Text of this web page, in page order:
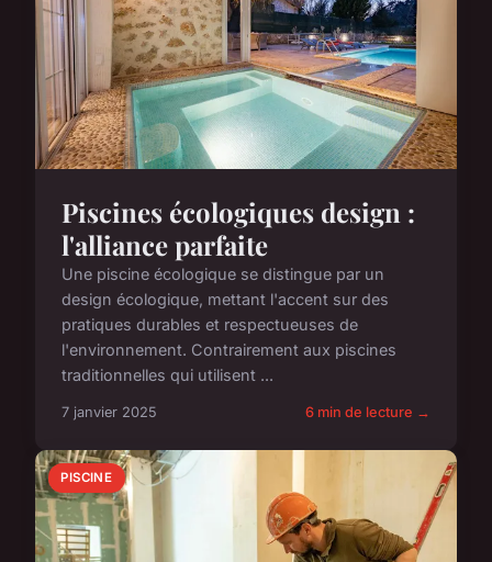
Piscines écologiques design :
l'alliance parfaite
Une piscine écologique se distingue par un
design écologique, mettant l'accent sur des
pratiques durables et respectueuses de
l'environnement. Contrairement aux piscines
traditionnelles qui utilisent ...
7 janvier 2025 6 min de lecture →
PISCINE